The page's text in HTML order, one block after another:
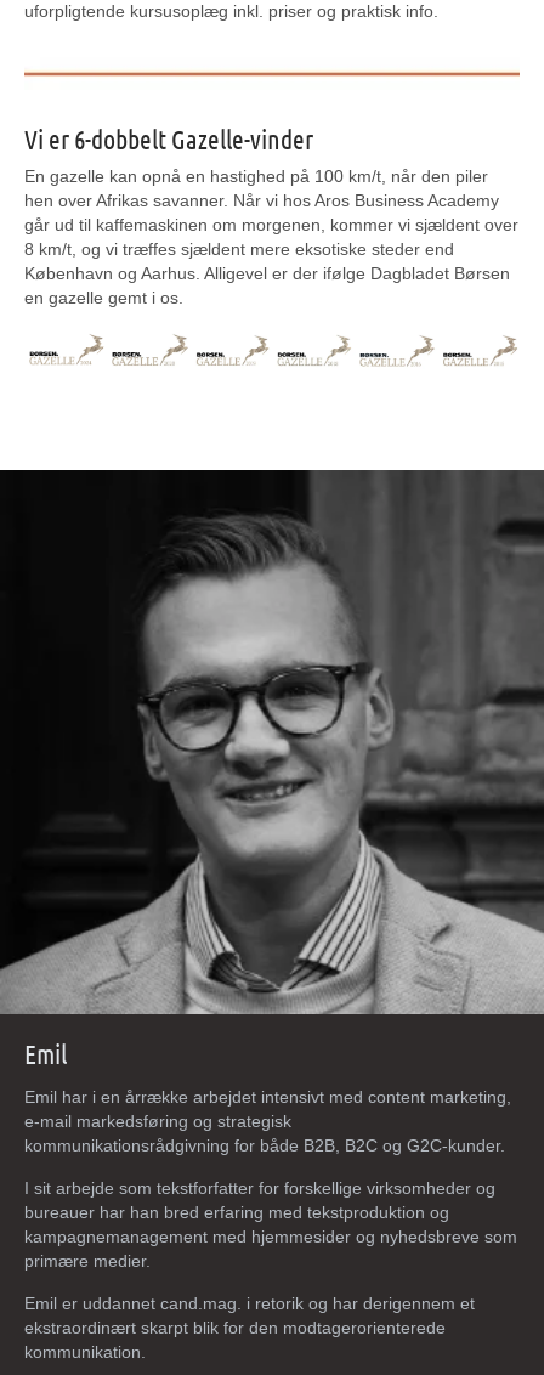
uforpligtende kursusoplæg inkl. priser og praktisk info.
Vi er 6-dobbelt Gazelle-vinder
En gazelle kan opnå en hastighed på 100 km/t, når den piler
hen over Afrikas savanner. Når vi hos Aros Business Academy
går ud til kaffemaskinen om morgenen, kommer vi sjældent over
8 km/t, og vi træffes sjældent mere eksotiske steder end
København og Aarhus. Alligevel er der ifølge Dagbladet Børsen
en gazelle gemt i os.
Emil
Emil har i en årrække arbejdet intensivt med content marketing,
e-mail markedsføring og strategisk
kommunikationsrådgivning for både B2B, B2C og G2C-kunder.
I sit arbejde som tekstforfatter for forskellige virksomheder og
bureauer har han bred erfaring med tekstproduktion og
kampagnemanagement med hjemmesider og nyhedsbreve som
primære medier.
Emil er uddannet cand.mag. i retorik og har derigennem et
ekstraordinært skarpt blik for den modtagerorienterede
kommunikation.